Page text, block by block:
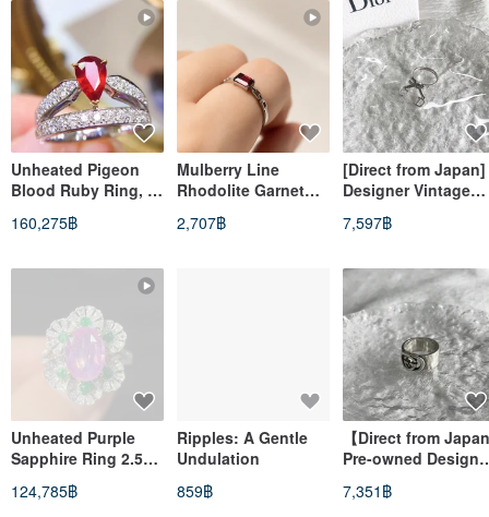
Unheated Pigeon
Blood Ruby Ring, 1
Carat
160,275฿
Unheated Purple
Sapphire Ring 2.5
carats
124,785฿
Mulberry Line
Rhodolite Garnet
Sterling Silver Ring |
Adjustable Stacking
Ring
2,707฿
Ripples: A Gentle
859฿
[Direct from Japan]
Designer Vintage
Bag: Christian Dior
Ring, Silver, CD,
Ribbon,
Rhinestone, Ring
7,597฿
【Direct from Japan
Pre-owned
Bag】GUCCI Ring
Size 20 Silver
Interlocking G 925
Ring vintage
7,351฿